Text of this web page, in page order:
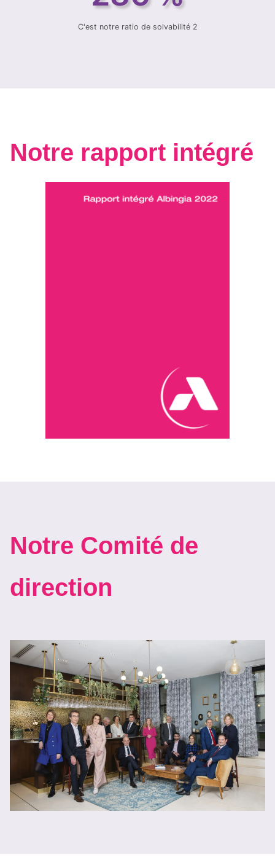
C'est notre ratio de solvabilité 2
Notre rapport intégré
Notre Comité de
direction